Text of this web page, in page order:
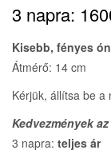
3 napra:
Kisebb, fényes
Átmérő: 14 cm
Kérjük, állítsa be a
Kedvezmények
3 napra: teljes ár